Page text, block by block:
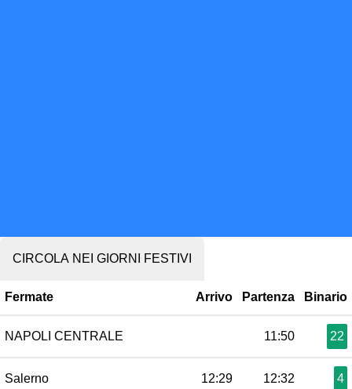
CIRCOLA NEI GIORNI FESTIVI
Fermate Arrivo Partenza Binario
NAPOLI CENTRALE 11:50 22
Salerno 12:29 12:32 4